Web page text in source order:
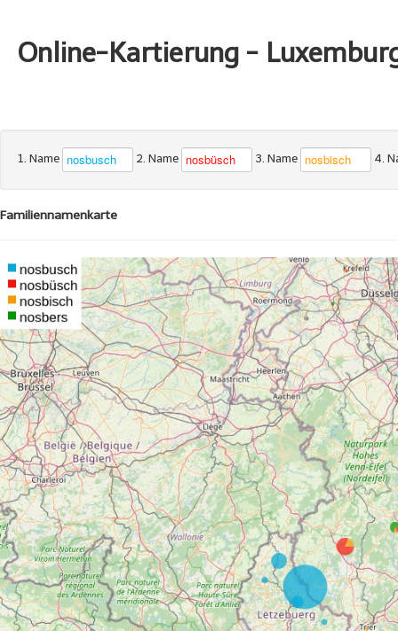
Online-Kartierung -
1. Name 2. Name 3. Name 4.
Familiennamenkarte